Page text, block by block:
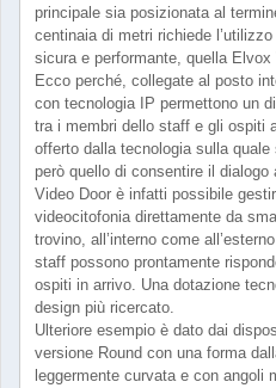
principale sia posizionata al
centinaia di metri richiede
sicura e performante, quella Elvox
Ecco perché, collegate al posto
con tecnologia IP permettono un
tra i membri dello staff e gli ospiti
offerto dalla tecnologia sulla
però quello di consentire il
Video Door è infatti possibile
videocitofonia direttamente da
trovino, all’interno come
staff possono prontamente
ospiti in arrivo. Una dotazione
design più ricercato.
Ulteriore esempio è dato dai
versione Round con una forma
leggermente curvata e con angoli